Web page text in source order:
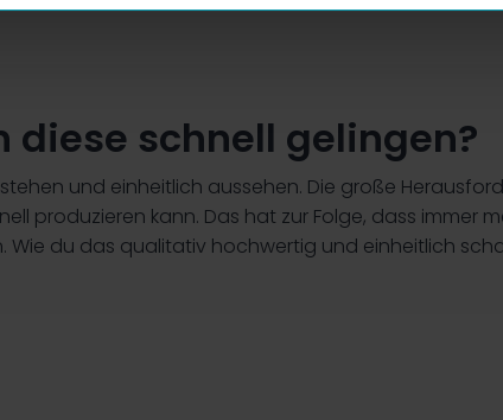
diese schnell gelingen?
und einheitlich aussehen. Die große
produzieren kann. Das hat zur Folge, dass immer
du das qualitativ hochwertig und einheitlich